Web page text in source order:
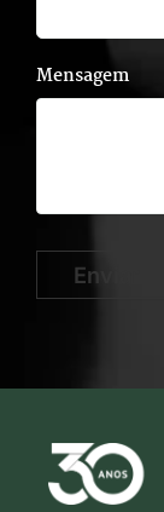
Mensagem
Enviar